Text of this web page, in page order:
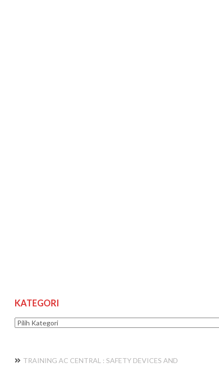
KATEGORI
Kategori
TRAINING AC CENTRAL : SAFETY DEVICES AND